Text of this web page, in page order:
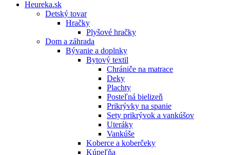
Heureka.sk
Detský tovar
Hračky
Plyšové hračky
Dom a záhrada
Bývanie a doplnky
Bytový textil
Chrániče na matrace
Deky
Plachty
Posteľná bielizeň
Prikrývky na spanie
Sety prikrývok a vankúšov
Uteráky
Vankúše
Koberce a koberčeky
Kúpeľňa